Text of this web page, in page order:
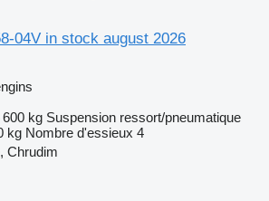
04V in stock august 2026
600 kg Suspension ressort/pneumatique
kg Nombre d'essieux 4
Chrudim